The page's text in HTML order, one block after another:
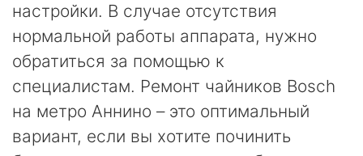
настройки. В случае отсутствия
нормальной работы аппарата, нужно
обратиться за помощью к
специалистам. Ремонт чайников Bosch
на метро Аннино – это оптимальный
вариант, если вы хотите починить